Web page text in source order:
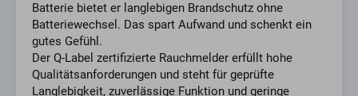
Batterie bietet er langlebigen Brandschutz ohne
Batteriewechsel. Das spart Aufwand und schenkt ein
gutes Gefühl.
Der Q-Label zertifizierte Rauchmelder erfüllt hohe
Qualitätsanforderungen und steht für geprüfte
Langlebigkeit, zuverlässige Funktion und geringe